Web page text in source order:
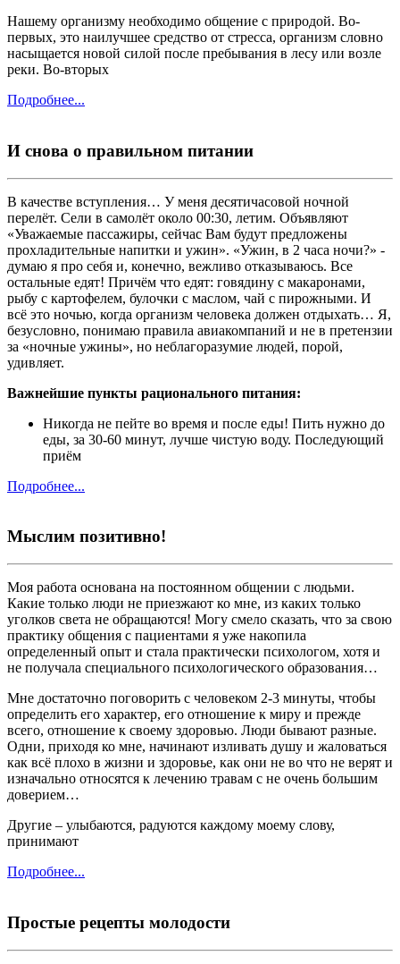
Нашему организму необходимо общение с природой. Во-
первых, это наилучшее средство от стресса, организм словно
насыщается новой силой после пребывания в лесу или возле
реки. Во-вторых
Подробнее...
И снова о правильном питании
В качестве вступления… У меня десятичасовой ночной
перелёт. Сели в самолёт около 00:30, летим. Объявляют
«Уважаемые пассажиры, сейчас Вам будут предложены
прохладительные напитки и ужин». «Ужин, в 2 часа ночи?» -
думаю я про себя и, конечно, вежливо отказываюсь. Все
остальные едят! Причём что едят: говядину с макаронами,
рыбу с картофелем, булочки с маслом, чай с пирожными. И
всё это ночью, когда организм человека должен отдыхать… Я,
безусловно, понимаю правила авиакомпаний и не в претензии
за «ночные ужины», но неблагоразумие людей, порой,
удивляет.
Важнейшие пункты рационального питания:
Никогда не пейте во время и после еды! Пить нужно до
еды, за 30-60 минут, лучше чистую воду. Последующий
приём
Подробнее...
Мыслим позитивно!
Моя работа основана на постоянном общении с людьми.
Какие только люди не приезжают ко мне, из каких только
уголков света не обращаются! Могу смело сказать, что за свою
практику общения с пациентами я уже накопила
определенный опыт и стала практически психологом, хотя и
не получала специального психологического образования…
Мне достаточно поговорить с человеком 2-3 минуты, чтобы
определить его характер, его отношение к миру и прежде
всего, отношение к своему здоровью. Люди бывают разные.
Одни, приходя ко мне, начинают изливать душу и жаловаться
как всё плохо в жизни и здоровье, как они не во что не верят и
изначально относятся к лечению травам с не очень большим
доверием…
Другие – улыбаются, радуются каждому моему слову,
принимают
Подробнее...
Простые рецепты молодости